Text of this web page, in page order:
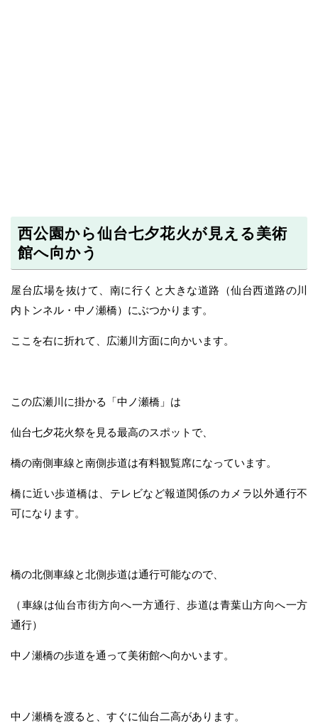
西公園から仙台七夕花火が見える美術
館へ向かう
屋台広場を抜けて、南に行くと大きな道路（仙台西道路の川
内トンネル・中ノ瀬橋）にぶつかります。
ここを右に折れて、広瀬川方面に向かいます。
この広瀬川に掛かる「中ノ瀬橋」は
仙台七夕花火祭を見る最高のスポットで、
橋の南側車線と南側歩道は有料観覧席になっています。
橋に近い歩道橋は、テレビなど報道関係のカメラ以外通行不
可になります。
橋の北側車線と北側歩道は通行可能なので、
（車線は仙台市街方向へ一方通行、歩道は青葉山方向へ一方
通行）
中ノ瀬橋の歩道を通って美術館へ向かいます。
中ノ瀬橋を渡ると、すぐに仙台二高があります。